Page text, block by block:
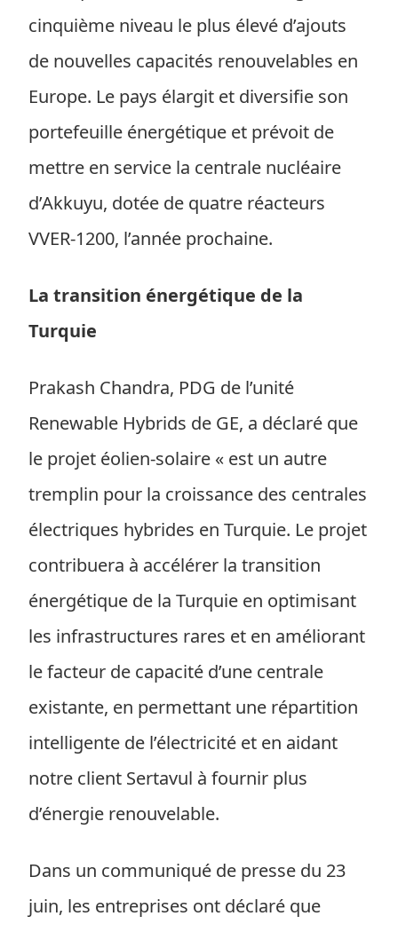
cinquième niveau le plus élevé d’ajouts
de nouvelles capacités renouvelables en
Europe. Le pays élargit et diversifie son
portefeuille énergétique et prévoit de
mettre en service la centrale nucléaire
d’Akkuyu, dotée de quatre réacteurs
VVER-1200, l’année prochaine.
La transition énergétique de la
Turquie
Prakash Chandra, PDG de l’unité
Renewable Hybrids de GE, a déclaré que
le projet éolien-solaire « est un autre
tremplin pour la croissance des centrales
électriques hybrides en Turquie. Le projet
contribuera à accélérer la transition
énergétique de la Turquie en optimisant
les infrastructures rares et en améliorant
le facteur de capacité d’une centrale
existante, en permettant une répartition
intelligente de l’électricité et en aidant
notre client Sertavul à fournir plus
d’énergie renouvelable.
Dans un communiqué de presse du 23
juin, les entreprises ont déclaré que